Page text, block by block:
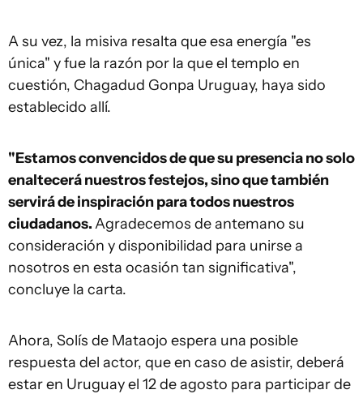
A su vez, la misiva resalta que esa energía "es
única" y fue la razón por la que el templo en
cuestión, Chagadud Gonpa Uruguay, haya sido
establecido allí.
"Estamos convencidos de que su presencia no solo
enaltecerá nuestros festejos, sino que también
servirá de inspiración para todos nuestros
ciudadanos.Agradecemos de antemano su
consideración y disponibilidad para unirse a
nosotros en esta ocasión tan significativa",
concluye la carta.
Ahora, Solís de Mataojo espera una posible
respuesta del actor, que en caso de asistir, deberá
estar en Uruguay el 12 de agosto para participar de